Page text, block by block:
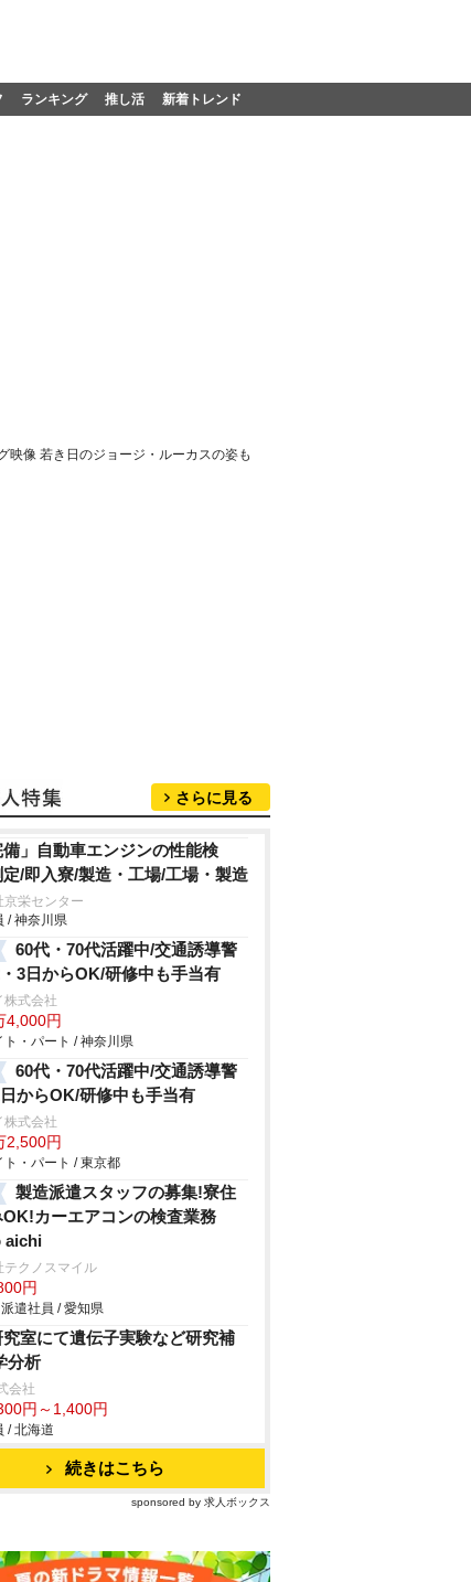
ランキング 推し活 新着トレンド
映像 若き日のジョージ・ルーカスの姿も
さらに見る
備」自動車エンジンの性能検
/即入寮/製造・工場/工場・製造
京栄センター
/ 神奈川県
60代・70代活躍中/交通誘導警
3日からOK/研修中も手当有
株式会社
4,000円
ト・パート / 神奈川県
60代・70代活躍中/交通誘導警
からOK/研修中も手当有
株式会社
2,500円
ト・パート / 東京都
製造派遣スタッフの募集!寮住
カーエアコンの検査業務
aichi
テクノスマイル
円
遣社員 / 愛知県
究室にて遺伝子実験など研究補
分析
会社
円～1,400円
/ 北海道
続きはこちら
sponsored by 求人ボックス